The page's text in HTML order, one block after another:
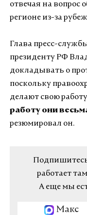
отвечая на вопрос
регионе из-за
Глава пресс-
президенту РФ
докладывать о
поскольку
делают свою
работу они
резюмировал он.
работает
А еще мы
Макс